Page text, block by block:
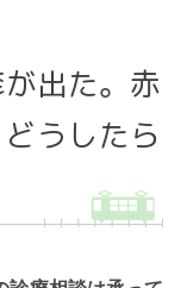
出た。赤
うしたら